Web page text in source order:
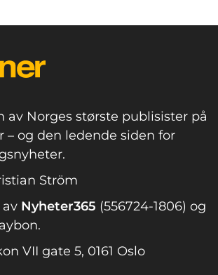
av Norges største publisister på
– og den ledende siden for
Ström
av Nyheter365 (556724-1806) og
VII gate 5, 0161 Oslo